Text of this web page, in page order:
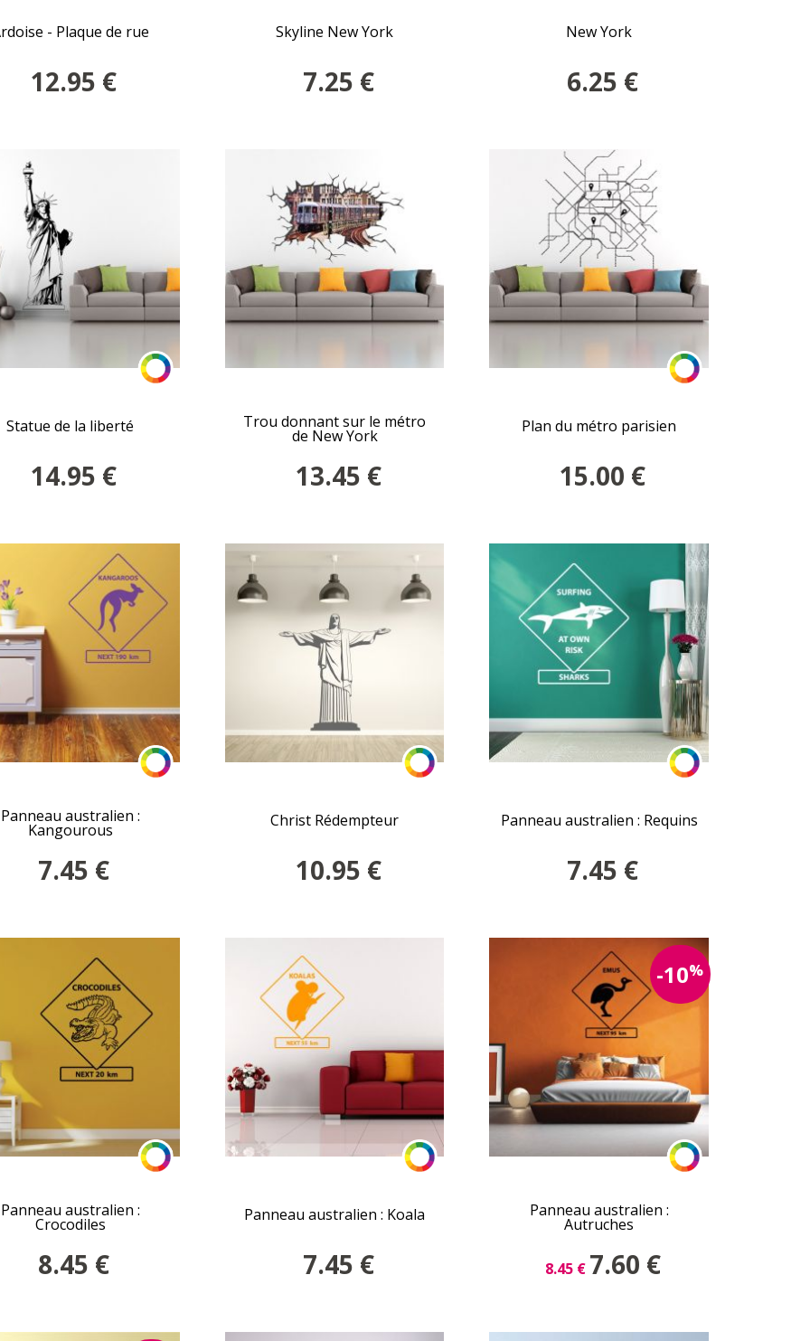
- Plaque de rue
12.95 €
Skyline New York
7.25 €
New York
6.25 €
Statue de la liberté
14.95 €
Trou donnant sur le métro
de New York
13.45 €
Plan du métro parisien
15.00 €
Panneau australien :
Kangourous
7.45 €
Christ Rédempteur
10.95 €
Panneau australien : Requins
7.45 €
Panneau australien :
Crocodiles
8.45 €
Panneau australien : Koala
7.45 €
-10%
Panneau australien :
Autruches
8.45 € 7.60 €